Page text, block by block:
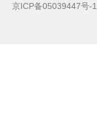
京ICP备05039447号-1